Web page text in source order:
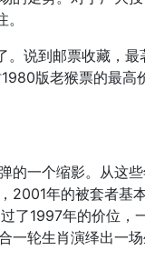
说到邮票收藏，
版老猴票的最
一个缩影。从这些
2001年的被套者基
了1997年的价位，
一轮生肖演绎出一